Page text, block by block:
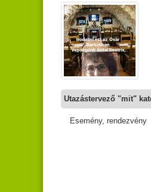
Utazástervező "mit"
Esemény, rendezvény